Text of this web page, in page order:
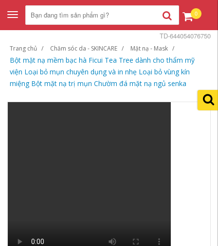
Toggle
navigation
0
Trang chủ Chăm sóc da - SKINCARE Mặt nạ - Mask
Bột mặt nạ mềm bạc hà Ficui Tea Tree dành cho thẩm mỹ
viện Loại bỏ mụn chuyên dụng và in nhẹ Loại bỏ vùng kín
miệng Bột mặt nạ trị mụn Chườm đá mặt nạ ngủ senka
TD-644054076750